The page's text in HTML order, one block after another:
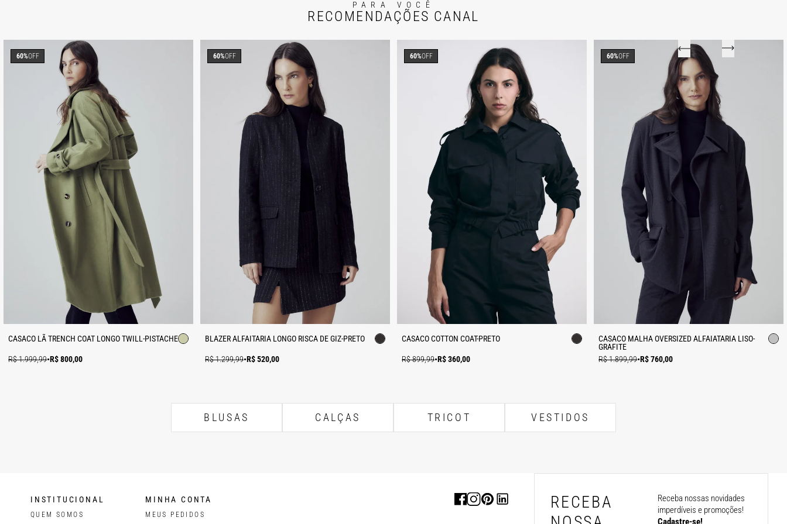
PARA VOCÊ
RECOMENDAÇÕES CANAL
CASACO LÃ TRENCH COAT LONGO TWILL-PISTACHE
R$ 1.999,99•R$ 800,00
60%OFF
BLAZER ALFAITARIA LONGO RISCA DE GIZ-PRETO
R$ 1.299,99•R$ 520,00
60%OFF
CASACO COTTON COAT-PRETO
R$ 899,99•R$ 360,00
60%OFF
CASACO MALHA OVERSIZED ALFAIATARIA LISO-
GRAFITE
R$ 1.899,99•R$ 760,00
60%OFF
BLUSAS CALÇAS TRICOT VESTIDOS
RECEBA
Receba nossas novidades
imperdíveis e promoções!
Cadastre-se!
INSTITUCIONAL
QUEM SOMOS
MINHA CONTA
MEUS PEDIDOS